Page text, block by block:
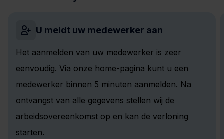
U meldt uw medewerker aan
Het aanmelden van uw medewerker is zeer
eenvoudig. Via onze home-pagina kunt u een
medewerker binnen 5 minuten aanmelden. Na
ontvangst van alle gegevens stellen wij de
arbeidsovereenkomst op en kan de verloning
starten.